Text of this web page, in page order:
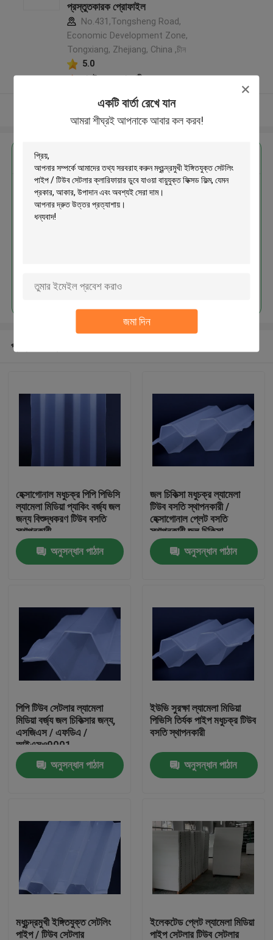
একটি বার্তা রেখে যান
আমরা শীঘ্রই আপনাকে আবার কল করব!
জমা দিন
আমাদের সম্পর্কে
কারখানা ভ্রমণ
মান নিয়ন্ত্রণ
আমাদের সাথে যোগাযোগ করুন
উদ্ধৃতির জন্য আবেদন
এমবিবিআর ফিল্টার মিডিয়া
এমবিবিআর বায়ো মিডিয়া
প্রস্তুতকারক প্রোফাইল
No.431,Tongsheng Road,
Economic Development Zone,
Tongxiang, Zhejiang, China ,চীন
5.0
যাচাইকৃত সরবরাহকারী
আরো দেখুন
মধুচন্দ্রমুখী ইঙ্গিতযুক্ত সেটলিং পাইপ / টিউব
সেটলার ক্লারিফায়ার ডুবে যাওয়া বায়ুযুক্ত ফিক্সড
চালিয়ে
প্রস্তাবিত পণ্য
হেক্সাগোনাল মধুচক্র পিপি পিভিসি
ল্যামেলা মিডিয়া প্যাকিং বর্জ্য জল
জন্য বিশুদ্ধকরণ টিউব বসতি
স্থাপনকারী
অনুসন্ধান পাঠান
জল চিকিত্সা মধুচক্র ল্যামেলা
টিউব বসতি স্থাপনকারী /
হেক্সাগোনাল প্লেট বসতি
স্থাপনকারী জল চিকিত্সা
অনুসন্ধান পাঠান
পিপি টিউব সেটলার ল্যামেলা
মিডিয়া বর্জ্য জল চিকিত্সার জন্য,
এসজিএস / এফডিএ /
আইএসও9001
অনুসন্ধান পাঠান
ইউভি সুরক্ষা ল্যামেলা মিডিয়া
পিভিসি তির্যক পাইপ মধুচক্র টিউব
বসতি স্থাপনকারী
অনুসন্ধান পাঠান
মধুচন্দ্রমুখী ইঙ্গিতযুক্ত সেটলিং
পাইপ / টিউব সেটলার
ইলেকটেড প্লেট ল্যামেলা মিডিয়া
পাইপ সেটলার টিউব সেটলার